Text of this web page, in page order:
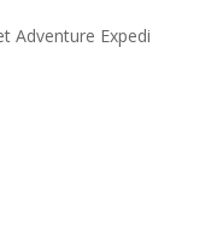
Adventure Expedi